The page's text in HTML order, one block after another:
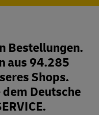
Bestellungen.
aus 94.285
Shops.
Deutsche